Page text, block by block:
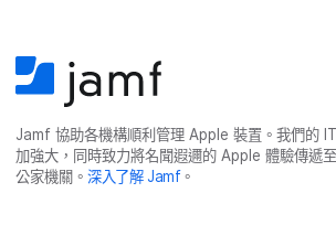
Jamf協助​各​機構​順利​管理 Apple裝置。​我們​的
加強​大，​同時​致力​將​名聞​遐邇​的 Apple體驗​傳遞​
公家​機關。深入​了​解Jamf。